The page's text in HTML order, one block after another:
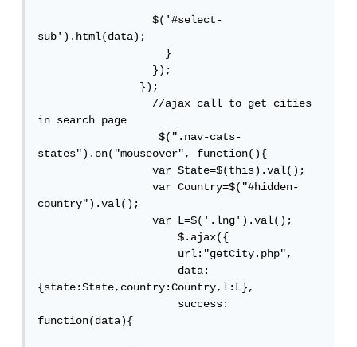
$('#select-
sub').html(data);
}
});
});
//ajax call to get cities
in search page
$(".nav-cats-
states").on("mouseover", function(){
var State=$(this).val();
var Country=$("#hidden-
country").val();
var L=$('.lng').val();
$.ajax({
url:"getCity.php",
data:
{state:State,country:Country,l:L},
success:
function(data){